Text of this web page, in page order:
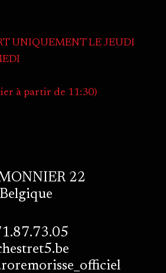
UNIQUEMENT LE JEUDI
à partir de 11:30)
22